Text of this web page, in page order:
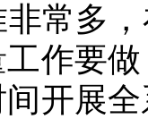
常多
作要
开展